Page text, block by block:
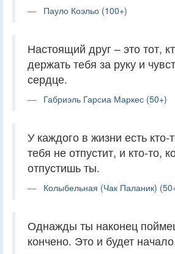
Пауло Коэльо (100+)
Настоящий друг – это тот,
держать тебя за руку и
сердце.
Габриэль Гарсиа Маркес (50+)
У каждого в жизни есть кто-
тебя не отпустит, и кто-то,
отпустишь ты.
Колыбельная (Чак Паланик)
Однажды ты наконец
кончено. Это и будет